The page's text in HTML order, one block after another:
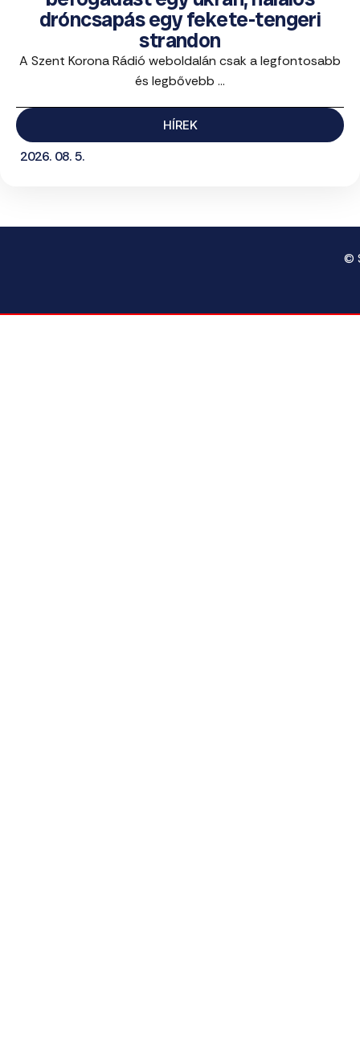
dróncsapás egy fekete-tengeri
strandon
A Szent Korona Rádió weboldalán csak a legfontosabb
és legbővebb ...
HÍREK
2026. 08. 5.
©